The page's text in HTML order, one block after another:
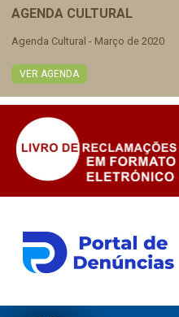
AGENDA CULTURAL
Agenda Cultural - Março de 2020
VER AGENDA